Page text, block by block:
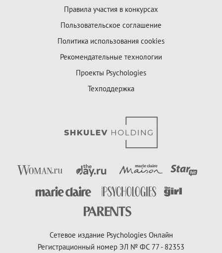
Правила участия в конкурсах
Пользовательское соглашение
Политика использования cookies
Рекомендательные технологии
Проекты Psychologies
Техподдержка
Сетевое издание Psychologies Онлайн
Регистрационный номер ЭЛ № ФС 77 - 82353